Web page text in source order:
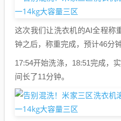
这次我们让洗衣机的AI全程称
钟之后，称重完成，预计46分钟
17:54开始洗涤，18:51完成，
间长了11分钟。